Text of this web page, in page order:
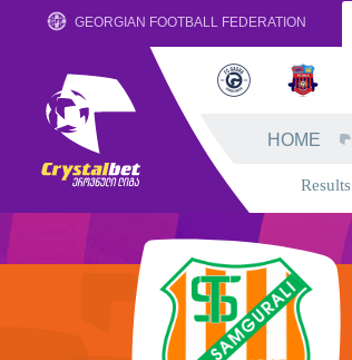
GEORGIAN FOOTBALL FEDERATION
HOME
Results